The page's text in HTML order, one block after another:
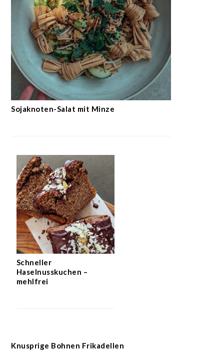
Sojaknoten-Salat mit Minze
Schneller
Haselnusskuchen –
mehlfrei
Knusprige Bohnen Frikadellen